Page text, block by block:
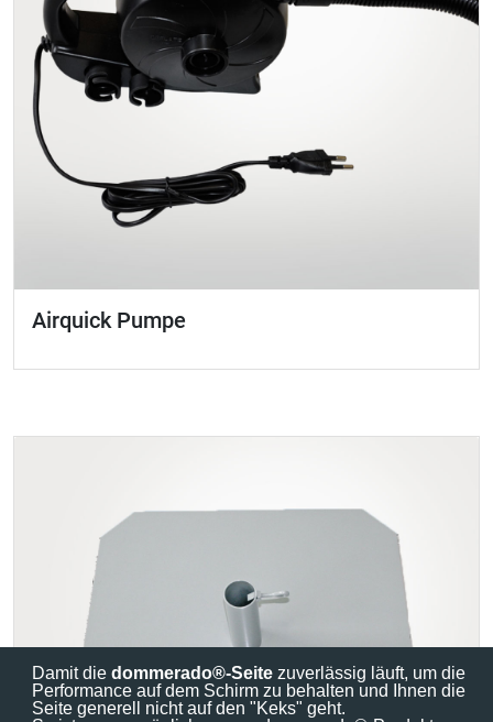
Damit diedommerado®-Seite zuverlässig läuft, um die
Performance auf dem Schirm zu behalten und Ihnen die
Seite generell nicht auf den "Keks" geht.
Airquick Pumpe